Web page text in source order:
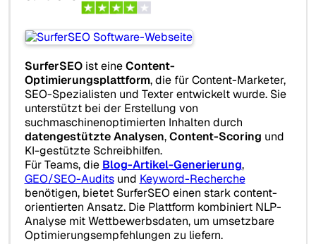
SurferSEOist eineContent-
Optimierungsplattform, die für Content-Marketer,
SEO-Spezialisten und Texter entwickelt wurde. Sie
unterstützt bei der Erstellung von
suchmaschinenoptimierten Inhalten durch
datengestützte Analysen,Content-Scoring und
KI-gestützte Schreibhilfen.
Für Teams, die Blog-Artikel-Generierung,
GEO/SEO-Auditsund Keyword-Recherche
benötigen, bietet SurferSEO einen stark content-
orientierten Ansatz. Die Plattform kombiniert NLP-
Analyse mit Wettbewerbsdaten, um umsetzbare
Optimierungsempfehlungen zu liefern.